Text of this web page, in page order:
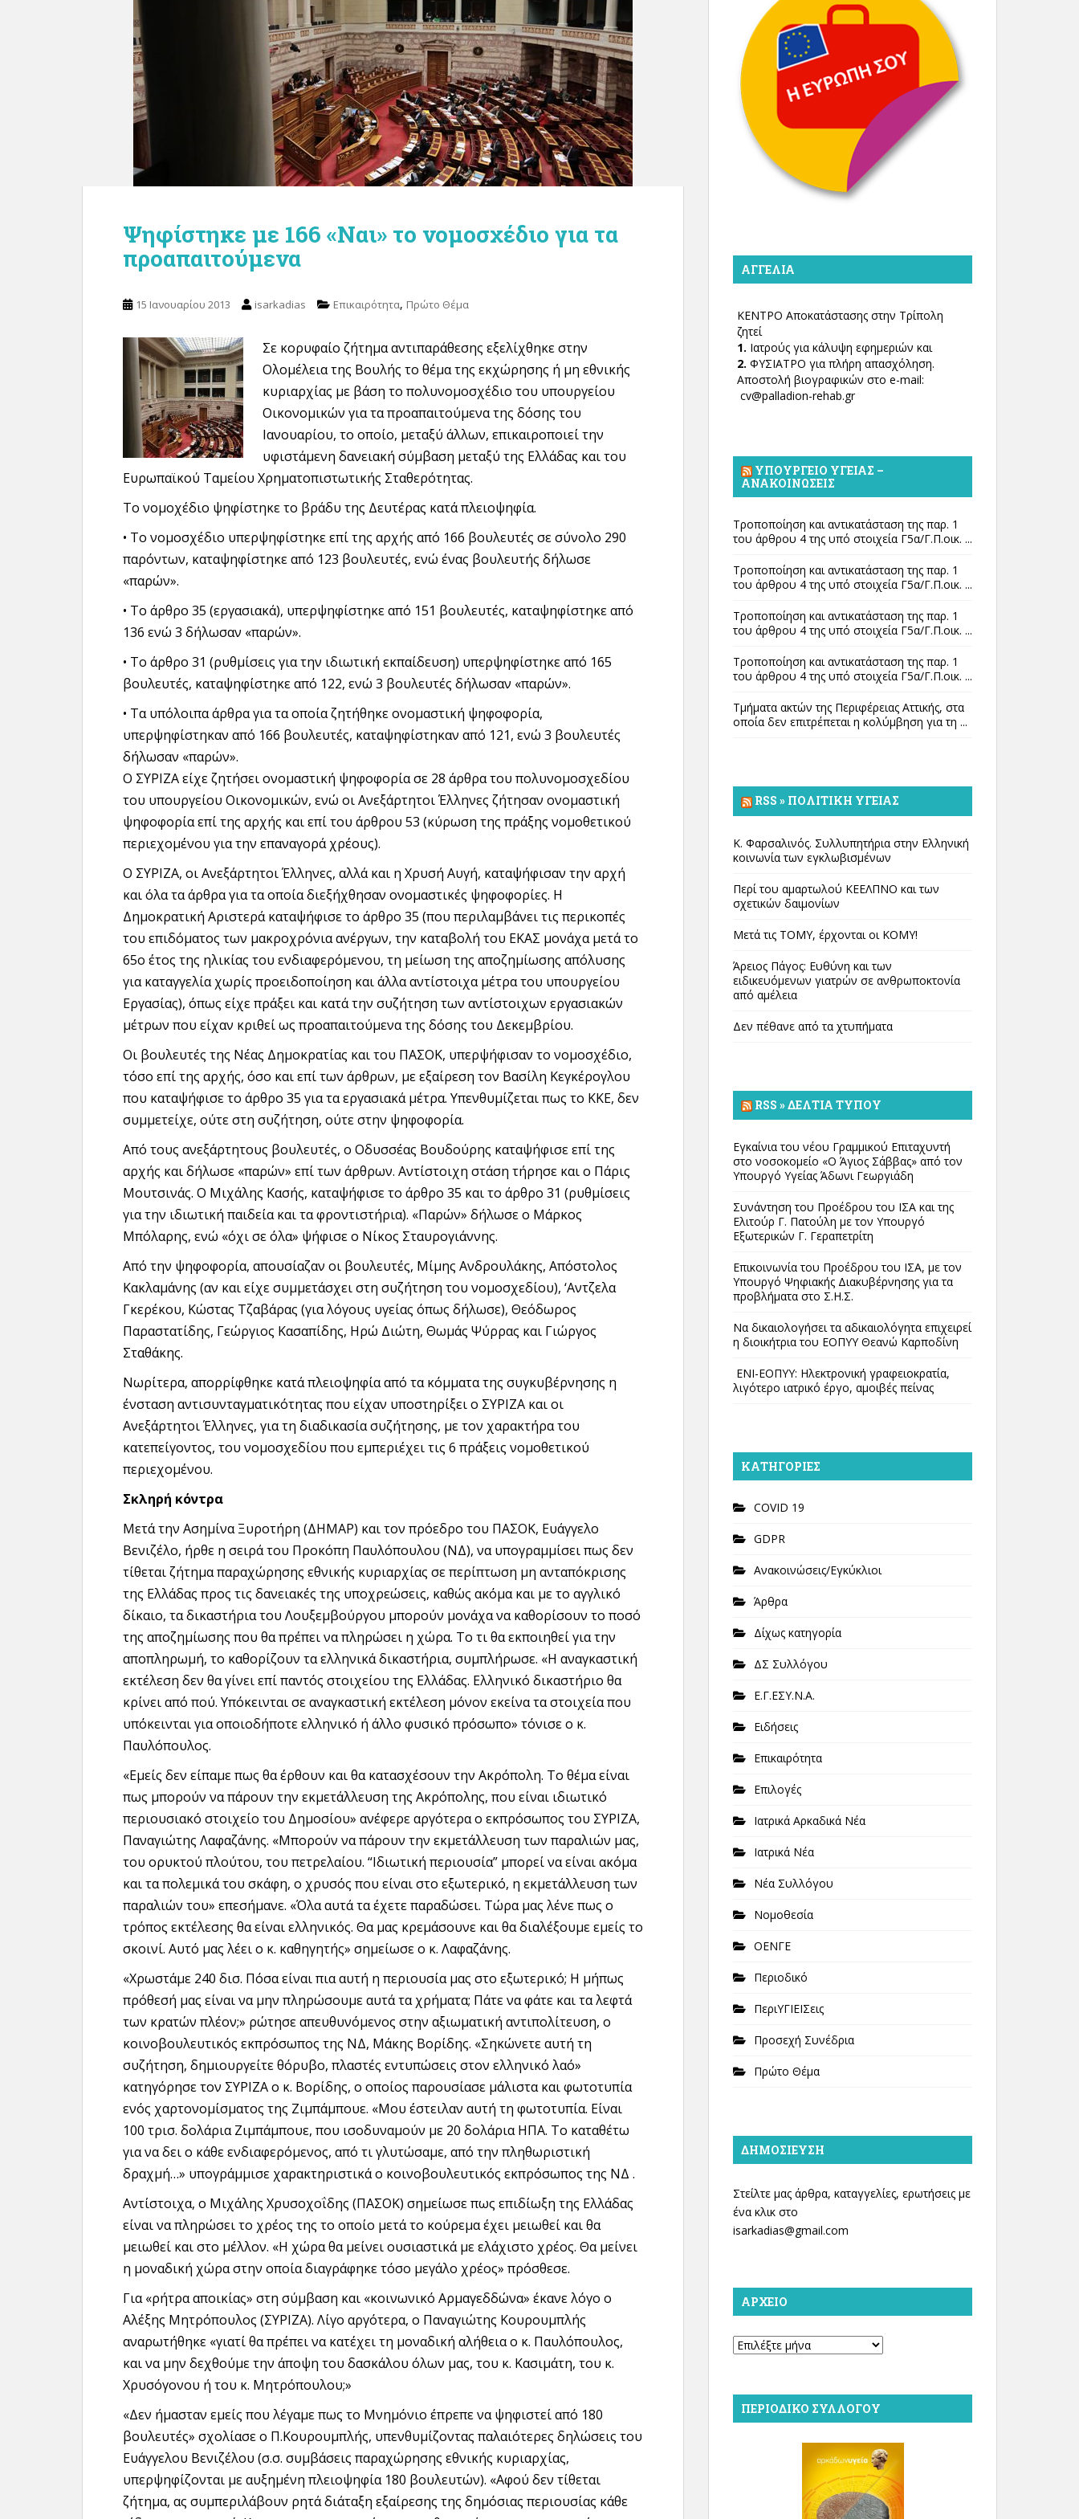
Ψηφίστηκε με 166 «Ναι» το νομοσχέδιο για τα
προαπαιτούμενα
15 Ιανουαρίου 2013 isarkadias Επικαιρότητα, Πρώτο Θέμα
Σε κορυφαίο ζήτημα αντιπαράθεσης εξελίχθηκε στην
Ολομέλεια της Βουλής το θέμα της εκχώρησης ή μη εθνικής
κυριαρχίας με βάση το πολυνομοσχέδιο του υπουργείου
Οικονομικών για τα προαπαιτούμενα της δόσης του
Ιανουαρίου, το οποίο, μεταξύ άλλων, επικαιροποιεί την
υφιστάμενη δανειακή σύμβαση μεταξύ της Ελλάδας και του
Ευρωπαϊκού Ταμείου Χρηματοπιστωτικής Σταθερότητας.
Το νομοχέδιο ψηφίστηκε το βράδυ της Δευτέρας κατά πλειοψηφία.
• Το νομοσχέδιο υπερψηφίστηκε επί της αρχής από 166 βουλευτές σε σύνολο 290
παρόντων, καταψηφίστηκε από 123 βουλευτές, ενώ ένας βουλευτής δήλωσε
«παρών».
• Το άρθρο 35 (εργασιακά), υπερψηφίστηκε από 151 βουλευτές, καταψηφίστηκε από
136 ενώ 3 δήλωσαν «παρών».
• Το άρθρο 31 (ρυθμίσεις για την ιδιωτική εκπαίδευση) υπερψηφίστηκε από 165
βουλευτές, καταψηφίστηκε από 122, ενώ 3 βουλευτές δήλωσαν «παρών».
• Τα υπόλοιπα άρθρα για τα οποία ζητήθηκε ονομαστική ψηφοφορία,
υπερψηφίστηκαν από 166 βουλευτές, καταψηφίστηκαν από 121, ενώ 3 βουλευτές
δήλωσαν «παρών».
Ο ΣΥΡΙΖΑ είχε ζητήσει ονομαστική ψηφοφορία σε 28 άρθρα του πολυνομοσχεδίου
του υπουργείου Οικονομικών, ενώ οι Ανεξάρτητοι Έλληνες ζήτησαν ονομαστική
ψηφοφορία επί της αρχής και επί του άρθρου 53 (κύρωση της πράξης νομοθετικού
περιεχομένου για την επαναγορά χρέους).
Ο ΣΥΡΙΖΑ, οι Ανεξάρτητοι Έλληνες, αλλά και η Χρυσή Αυγή, καταψήφισαν την αρχή
και όλα τα άρθρα για τα οποία διεξήχθησαν ονομαστικές ψηφοφορίες. Η
Δημοκρατική Αριστερά καταψήφισε το άρθρο 35 (που περιλαμβάνει τις περικοπές
του επιδόματος των μακροχρόνια ανέργων, την καταβολή του ΕΚΑΣ μονάχα μετά το
65ο έτος της ηλικίας του ενδιαφερόμενου, τη μείωση της αποζημίωσης απόλυσης
για καταγγελία χωρίς προειδοποίηση και άλλα αντίστοιχα μέτρα του υπουργείου
Εργασίας), όπως είχε πράξει και κατά την συζήτηση των αντίστοιχων εργασιακών
μέτρων που είχαν κριθεί ως προαπαιτούμενα της δόσης του Δεκεμβρίου.
Οι βουλευτές της Νέας Δημοκρατίας και του ΠΑΣΟΚ, υπερψήφισαν το νομοσχέδιο,
τόσο επί της αρχής, όσο και επί των άρθρων, με εξαίρεση τον Βασίλη Κεγκέρογλου
που καταψήφισε το άρθρο 35 για τα εργασιακά μέτρα. Υπενθυμίζεται πως το ΚΚΕ, δεν
συμμετείχε, ούτε στη συζήτηση, ούτε στην ψηφοφορία.
Από τους ανεξάρτητους βουλευτές, ο Οδυσσέας Βουδούρης καταψήφισε επί της
αρχής και δήλωσε «παρών» επί των άρθρων. Αντίστοιχη στάση τήρησε και ο Πάρις
Μουτσινάς. Ο Μιχάλης Κασής, καταψήφισε το άρθρο 35 και το άρθρο 31 (ρυθμίσεις
για την ιδιωτική παιδεία και τα φροντιστήρια). «Παρών» δήλωσε ο Μάρκος
Μπόλαρης, ενώ «όχι σε όλα» ψήφισε ο Νίκος Σταυρογιάννης.
Από την ψηφοφορία, απουσίαζαν οι βουλευτές, Μίμης Ανδρουλάκης, Απόστολος
Κακλαμάνης (αν και είχε συμμετάσχει στη συζήτηση του νομοσχεδίου), ‘Αντζελα
Γκερέκου, Κώστας Τζαβάρας (για λόγους υγείας όπως δήλωσε), Θεόδωρος
Παραστατίδης, Γεώργιος Κασαπίδης, Ηρώ Διώτη, Θωμάς Ψύρρας και Γιώργος
Σταθάκης.
Νωρίτερα, απορρίφθηκε κατά πλειοψηφία από τα κόμματα της συγκυβέρνησης η
ένσταση αντισυνταγματικότητας που είχαν υποστηρίξει ο ΣΥΡΙΖΑ και οι
Ανεξάρτητοι Έλληνες, για τη διαδικασία συζήτησης, με τον χαρακτήρα του
κατεπείγοντος, του νομοσχεδίου που εμπεριέχει τις 6 πράξεις νομοθετικού
περιεχομένου.
Σκληρή κόντρα
Μετά την Ασημίνα Ξυροτήρη (ΔΗΜΑΡ) και τον πρόεδρο του ΠΑΣΟΚ, Ευάγγελο
Βενιζέλο, ήρθε η σειρά του Προκόπη Παυλόπουλου (ΝΔ), να υπογραμμίσει πως δεν
τίθεται ζήτημα παραχώρησης εθνικής κυριαρχίας σε περίπτωση μη ανταπόκρισης
της Ελλάδας προς τις δανειακές της υποχρεώσεις, καθώς ακόμα και με το αγγλικό
δίκαιο, τα δικαστήρια του Λουξεμβούργου μπορούν μονάχα να καθορίσουν το ποσό
της αποζημίωσης που θα πρέπει να πληρώσει η χώρα. Το τι θα εκποιηθεί για την
αποπληρωμή, το καθορίζουν τα ελληνικά δικαστήρια, συμπλήρωσε. «Η αναγκαστική
εκτέλεση δεν θα γίνει επί παντός στοιχείου της Ελλάδας. Ελληνικό δικαστήριο θα
κρίνει από πού. Υπόκεινται σε αναγκαστική εκτέλεση μόνον εκείνα τα στοιχεία που
υπόκεινται για οποιοδήποτε ελληνικό ή άλλο φυσικό πρόσωπο» τόνισε ο κ.
Παυλόπουλος.
«Εμείς δεν είπαμε πως θα έρθουν και θα κατασχέσουν την Ακρόπολη. Το θέμα είναι
πως μπορούν να πάρουν την εκμετάλλευση της Ακρόπολης, που είναι ιδιωτικό
περιουσιακό στοιχείο του Δημοσίου» ανέφερε αργότερα ο εκπρόσωπος του ΣΥΡΙΖΑ,
Παναγιώτης Λαφαζάνης. «Μπορούν να πάρουν την εκμετάλλευση των παραλιών μας,
του ορυκτού πλούτου, του πετρελαίου. “Ιδιωτική περιουσία” μπορεί να είναι ακόμα
και τα πολεμικά του σκάφη, ο χρυσός που είναι στο εξωτερικό, η εκμετάλλευση των
παραλιών του» επεσήμανε. «Όλα αυτά τα έχετε παραδώσει. Τώρα μας λένε πως ο
τρόπος εκτέλεσης θα είναι ελληνικός. Θα μας κρεμάσουνε και θα διαλέξουμε εμείς το
σκοινί. Αυτό μας λέει ο κ. καθηγητής» σημείωσε ο κ. Λαφαζάνης.
«Χρωστάμε 240 δισ. Πόσα είναι πια αυτή η περιουσία μας στο εξωτερικό; Η μήπως
πρόθεσή μας είναι να μην πληρώσουμε αυτά τα χρήματα; Πάτε να φάτε και τα λεφτά
των κρατών πλέον;» ρώτησε απευθυνόμενος στην αξιωματική αντιπολίτευση, ο
κοινοβουλευτικός εκπρόσωπος της ΝΔ, Μάκης Βορίδης. «Σηκώνετε αυτή τη
συζήτηση, δημιουργείτε θόρυβο, πλαστές εντυπώσεις στον ελληνικό λαό»
κατηγόρησε τον ΣΥΡΙΖΑ ο κ. Βορίδης, ο οποίος παρουσίασε μάλιστα και φωτοτυπία
ενός χαρτονομίσματος της Ζιμπάμπουε. «Μου έστειλαν αυτή τη φωτοτυπία. Είναι
100 τρισ. δολάρια Ζιμπάμπουε, που ισοδυναμούν με 20 δολάρια ΗΠΑ. Το καταθέτω
για να δει ο κάθε ενδιαφερόμενος, από τι γλυτώσαμε, από την πληθωριστική
δραχμή…» υπογράμμισε χαρακτηριστικά ο κοινοβουλευτικός εκπρόσωπος της ΝΔ .
Αντίστοιχα, ο Μιχάλης Χρυσοχοΐδης (ΠΑΣΟΚ) σημείωσε πως επιδίωξη της Ελλάδας
είναι να πληρώσει το χρέος της το οποίο μετά το κούρεμα έχει μειωθεί και θα
μειωθεί και στο μέλλον. «Η χώρα θα μείνει ουσιαστικά με ελάχιστο χρέος. Θα μείνει
η μοναδική χώρα στην οποία διαγράφηκε τόσο μεγάλο χρέος» πρόσθεσε.
Για «ρήτρα αποικίας» στη σύμβαση και «κοινωνικό Αρμαγεδδώνα» έκανε λόγο ο
Αλέξης Μητρόπουλος (ΣΥΡΙΖΑ). Λίγο αργότερα, ο Παναγιώτης Κουρουμπλής
αναρωτήθηκε «γιατί θα πρέπει να κατέχει τη μοναδική αλήθεια ο κ. Παυλόπουλος,
και να μην δεχθούμε την άποψη του δασκάλου όλων μας, του κ. Κασιμάτη, του κ.
Χρυσόγονου ή του κ. Μητρόπουλου;»
«Δεν ήμασταν εμείς που λέγαμε πως το Μνημόνιο έπρεπε να ψηφιστεί από 180
βουλευτές» σχολίασε ο Π.Κουρουμπλής, υπενθυμίζοντας παλαιότερες δηλώσεις του
Ευάγγελου Βενιζέλου (σ.σ. συμβάσεις παραχώρησης εθνικής κυριαρχίας,
υπερψηφίζονται με αυξημένη πλειοψηφία 180 βουλευτών). «Αφού δεν τίθεται
ζήτημα, ας συμπεριλάβουν ρητά διάταξη εξαίρεσης της δημόσιας περιουσίας κάθε
ΑΓΓΕΛΊΑ
ΚΕΝΤΡΟ Αποκατάστασης στην Τρίπολη
ζητεί
1. Ιατρούς για κάλυψη εφημεριών και
2. ΦΥΣΙΑΤΡΟ για πλήρη απασχόληση.
Αποστολή βιογραφικών στο e-mail:
cv@palladion-rehab.gr
ΥΠΟΥΡΓΕΊΟ ΥΓΕΊΑΣ –
ΑΝΑΚΟΙΝΏΣΕΙΣ
Τροποποίηση και αντικατάσταση της παρ. 1
του άρθρου 4 της υπό στοιχεία Γ5α/Γ.Π.οικ. ...
Τροποποίηση και αντικατάσταση της παρ. 1
του άρθρου 4 της υπό στοιχεία Γ5α/Γ.Π.οικ. ...
Τροποποίηση και αντικατάσταση της παρ. 1
του άρθρου 4 της υπό στοιχεία Γ5α/Γ.Π.οικ. ...
Τροποποίηση και αντικατάσταση της παρ. 1
του άρθρου 4 της υπό στοιχεία Γ5α/Γ.Π.οικ. ...
Τμήματα ακτών της Περιφέρειας Αττικής, στα
οποία δεν επιτρέπεται η κολύμβηση για τη ...
RSS » ΠΟΛΙΤΙΚΉ ΥΓΕΊΑΣ
Κ. Φαρσαλινός. Συλλυπητήρια στην Ελληνική
κοινωνία των εγκλωβισμένων
Περί του αμαρτωλού ΚΕΕΛΠΝΟ και των
σχετικών δαιμονίων
Μετά τις ΤΟΜΥ, έρχονται οι ΚΟΜΥ!
Άρειος Πάγος: Ευθύνη και των
ειδικευόμενων γιατρών σε ανθρωποκτονία
από αμέλεια
Δεν πέθανε από τα χτυπήματα
RSS » ΔΕΛΤΊΑ ΤΎΠΟΥ
Εγκαίνια του νέου Γραμμικού Επιταχυντή
στο νοσοκομείο «Ο Άγιος Σάββας» από τον
Υπουργό Υγείας Άδωνι Γεωργιάδη
Συνάντηση του Προέδρου του ΙΣΑ και της
Ελιτούρ Γ. Πατούλη με τον Υπουργό
Εξωτερικών Γ. Γεραπετρίτη
Επικοινωνία του Προέδρου του ΙΣΑ, με τον
Υπουργό Ψηφιακής Διακυβέρνησης για τα
προβλήματα στο Σ.Η.Σ.
Να δικαιολογήσει τα αδικαιολόγητα επιχειρεί
η διοικήτρια του ΕΟΠΥΥ Θεανώ Καρποδίνη
ΕΝΙ-ΕΟΠΥΥ: Ηλεκτρονική γραφειοκρατία,
λιγότερο ιατρικό έργο, αμοιβές πείνας
KΑΤΗΓΟΡΊΕΣ
COVID 19
GDPR
Ανακοινώσεις/Εγκύκλιοι
Άρθρα
Δίχως κατηγορία
ΔΣ Συλλόγου
Ε.Γ.ΕΣΥ.Ν.Α.
Ειδήσεις
Επικαιρότητα
Επιλογές
Ιατρικά Αρκαδικά Νέα
Ιατρικά Νέα
Νέα Συλλόγου
Νομοθεσία
ΟΕΝΓΕ
Περιοδικό
ΠεριΥΓΙΕΙΣεις
Προσεχή Συνέδρια
Πρώτο Θέμα
ΔΗΜΟΣΊΕΥΣΗ
Στείλτε μας άρθρα, καταγγελίες, ερωτήσεις με
ένα κλικ στο
isarkadias@gmail.com
ΑΡΧΕΊΟ
Αρχείο
ΠΕΡΙΟΔΙΚΌ ΣΥΛΛΌΓΟΥ